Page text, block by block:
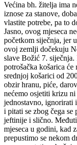
Većina bh. žitelja ima
iznose za stanove,
vlastite potrebe, pa to
Jasno, ovog mjeseca
početkom siječnja, jer
ovoj zemlji dočekuju
slave Božić 7.
potrošačka košarica
srednjoj košarici od
obzir hranu, piće,
nećemo osjetiti krizu
jednostavno, ignorirati
i pitati se zbog čega
jeftinije i slično.
mjeseca u godini, kad
prepustimo se nekom